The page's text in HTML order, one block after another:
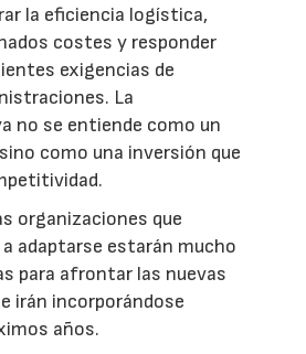
la eficiencia logística,
costes y responder
exigencias de
La
no se entiende como un
como una inversión que
organizaciones que
adaptarse estarán mucho
para afrontar las nuevas
irán incorporándose
años.